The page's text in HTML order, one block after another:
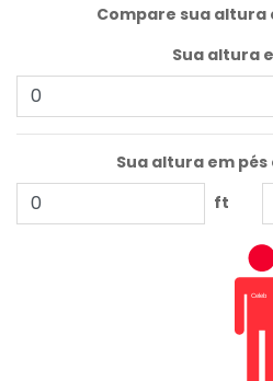
Compare sua altura
Sua altura
Sua altura em
ft